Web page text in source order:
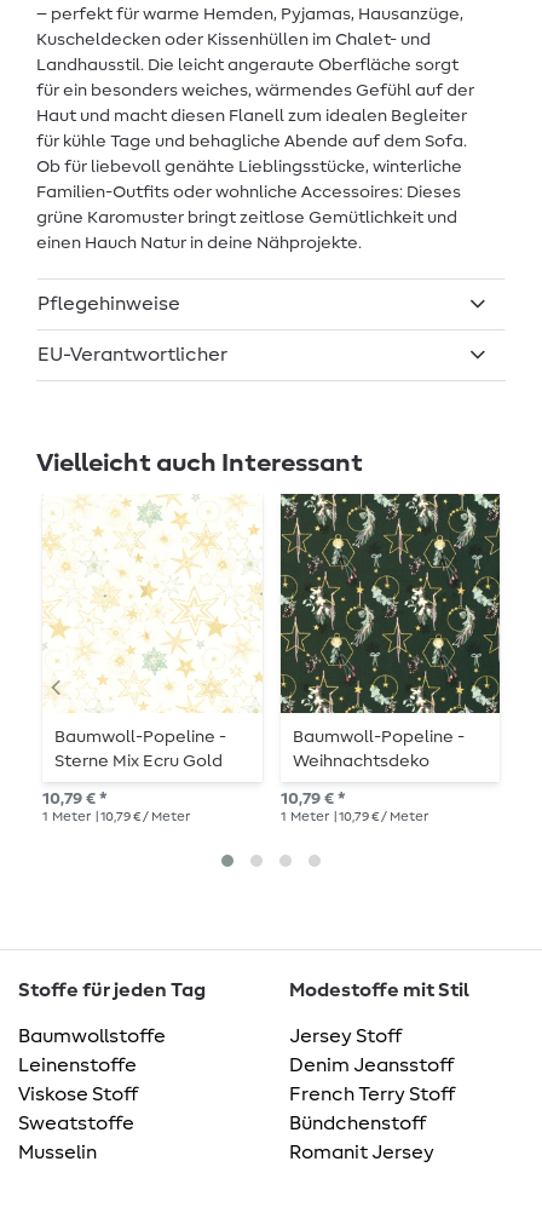
– perfekt für warme Hemden, Pyjamas, Hausanzüge,
Kuscheldecken oder Kissenhüllen im Chalet- und
Landhausstil. Die leicht angeraute Oberfläche sorgt
für ein besonders weiches, wärmendes Gefühl auf der
Haut und macht diesen Flanell zum idealen Begleiter
für kühle Tage und behagliche Abende auf dem Sofa.
Ob für liebevoll genähte Lieblingsstücke, winterliche
Familien-Outfits oder wohnliche Accessoires: Dieses
grüne Karomuster bringt zeitlose Gemütlichkeit und
einen Hauch Natur in deine Nähprojekte.
Pflegehinweise
EU-Verantwortlicher
Vielleicht auch Interessant
Baumwoll-Popeline -
Sterne Mix Ecru Gold
10,79 € *
1 Meter | 10,79 € / Meter
Baumwoll-Popeline -
Weihnachtsdeko
Dunkelgrün Gold
10,79 € *
1 Meter | 10,79 € / Meter
Stoffe für jeden Tag
Baumwollstoffe
Leinenstoffe
Viskose Stoff
Sweatstoffe
Musselin
Modestoffe mit Stil
Jersey Stoff
Denim Jeansstoff
French Terry Stoff
Bündchenstoff
Romanit Jersey